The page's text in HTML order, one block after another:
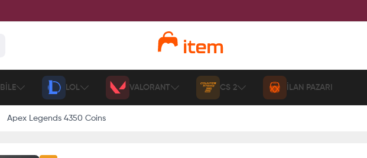
LOL VALORANT CS 2 İLAN PAZARI
Apex Legends 4350 Coins